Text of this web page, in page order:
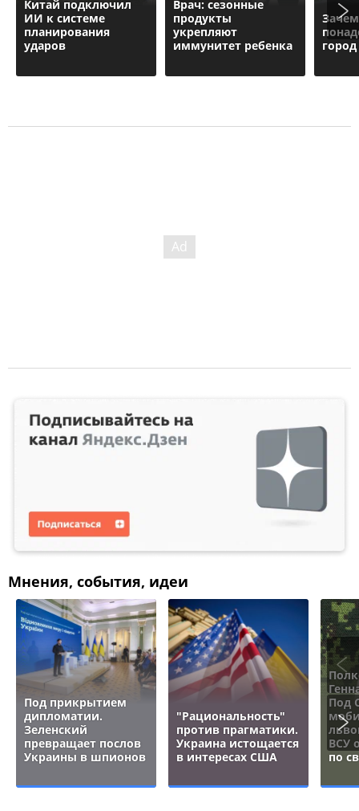
Китай подключил
ИИ к системе
планирования
ударов
Врач: сезонные
продукты
укрепляют
иммунитет ребенка
Мнения, события, идеи
Под прикрытием
дипломатии.
Зеленский
превращает послов
Украины в шпионов
"Рациональность"
против прагматики.
Украина истощается
в интересах США
Под
ВСУ
по